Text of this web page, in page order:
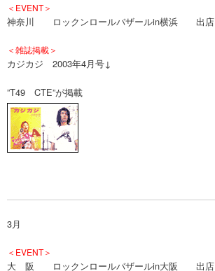
＜EVENT＞
神奈川 ロックンロールバザールin横浜 出店
＜雑誌掲載＞
カジカジ 2003年4月号↓
”T49 CTE”が掲載
3月
＜EVENT＞
大 阪 ロックンロールバザールin大阪 出店